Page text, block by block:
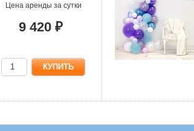
Цена аренды за сутки
9 420 ₽